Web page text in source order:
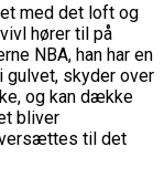
med det loft og
hører til på
NBA, han har en
gulvet, skyder over
og kan dække
bliver
til det